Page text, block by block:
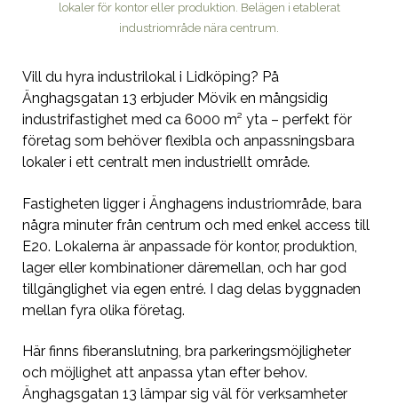
lokaler för kontor eller produktion. Belägen i etablerat
industriområde nära centrum.
Vill du hyra industrilokal i Lidköping? På
Änghagsgatan 13 erbjuder Mövik en mångsidig
industrifastighet med ca 6000 m² yta – perfekt för
företag som behöver flexibla och anpassningsbara
lokaler i ett centralt men industriellt område.
Fastigheten ligger i Änghagens industriområde, bara
några minuter från centrum och med enkel access till
E20. Lokalerna är anpassade för kontor, produktion,
lager eller kombinationer däremellan, och har god
tillgänglighet via egen entré. I dag delas byggnaden
mellan fyra olika företag.
Här finns fiberanslutning, bra parkeringsmöjligheter
och möjlighet att anpassa ytan efter behov.
Änghagsgatan 13 lämpar sig väl för verksamheter